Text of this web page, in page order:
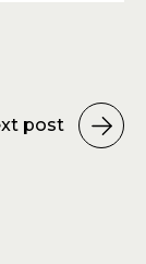
post